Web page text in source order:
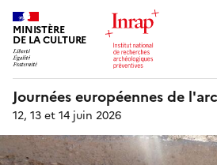
MINISTÈRE
DE LA CULTURE
Journées européennes de
12, 13 et 14 juin 2026